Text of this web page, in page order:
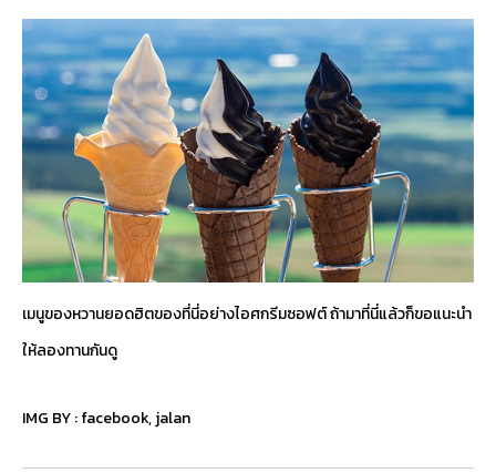
เมนูของหวานยอดฮิตของที่นี่อย่างไอศกรีมซอฟต์ ถ้ามาที่นี่แล้วก็ขอแนะนำ
ให้ลองทานกันดู
IMG BY :facebook,jalan